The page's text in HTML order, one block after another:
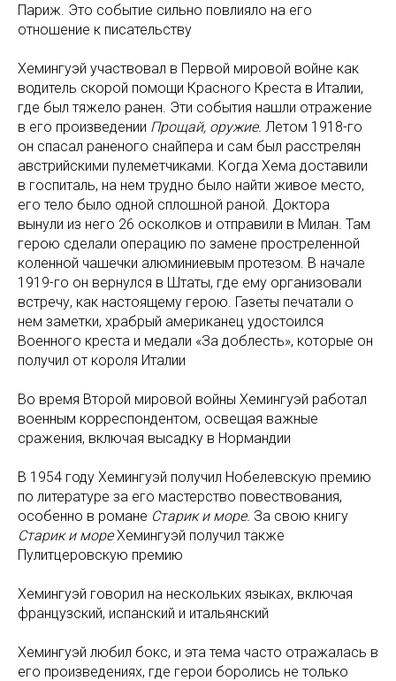
Париж. Это событие сильно повлияло на его
отношение к писательству
Хемингуэй участвовал в Первой мировой войне как
водитель скорой помощи Красного Креста в Италии,
где был тяжело ранен. Эти события нашли отражение
в его произведении Прощай, оружие. Летом 1918-го
он спасал раненого снайпера и сам был расстрелян
австрийскими пулеметчиками. Когда Хема доставили
в госпиталь, на нем трудно было найти живое место,
его тело было одной сплошной раной. Доктора
вынули из него 26 осколков и отправили в Милан. Там
герою сделали операцию по замене простреленной
коленной чашечки алюминиевым протезом. В начале
1919-го он вернулся в Штаты, где ему организовали
встречу, как настоящему герою. Газеты печатали о
нем заметки, храбрый американец удостоился
Военного креста и медали «За доблесть», которые он
получил от короля Италии
Во время Второй мировой войны Хемингуэй работал
военным корреспондентом, освещая важные
сражения, включая высадку в Нормандии
В 1954 году Хемингуэй получил Нобелевскую премию
по литературе за его мастерство повествования,
особенно в романе Старик и море. За свою книгу
Старик и мореХемингуэй получил также
Пулитцеровскую премию
Хемингуэй говорил на нескольких языках, включая
французский, испанский и итальянский
Хемингуэй любил бокс, и эта тема часто отражалась в
его произведениях, где герои боролись не только